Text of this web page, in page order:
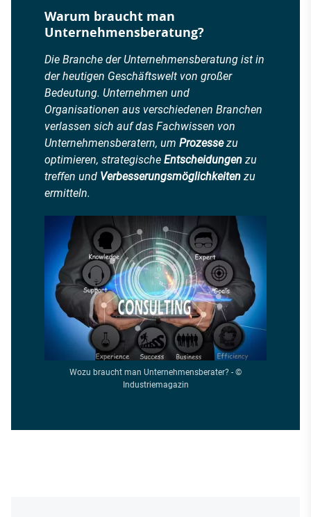
Warum braucht man
Unternehmensberatung?
Die Branche der Unternehmensberatung ist in
der heutigen Geschäftswelt von großer
Bedeutung. Unternehmen und
Organisationen aus verschiedenen Branchen
verlassen sich auf das Fachwissen von
Unternehmensberatern, um Prozessezu
optimieren, strategische Entscheidungen zu
treffen und Verbesserungsmöglichkeiten zu
ermitteln.
Wozu braucht man Unternehmensberater? - ©
Industriemagazin